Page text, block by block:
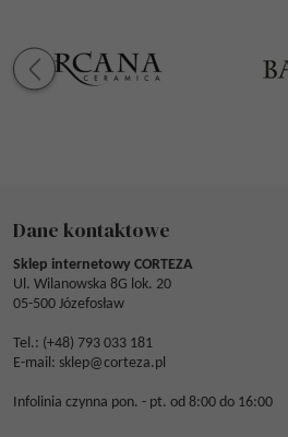
Dane kontaktowe
Sklep internetowy CORTEZA
Ul. Wilanowska 8G lok. 20
05-500 Józefosław
Tel.: (+48) 793 033 181
E-mail: sklep@corteza.pl
Infolinia czynna pon. - pt. od 8:00 do 16:00